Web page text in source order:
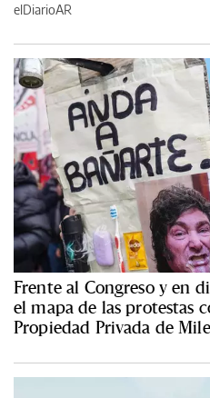
elDiarioAR
Frente al Congreso y en
el mapa de las protestas
Propiedad Privada de